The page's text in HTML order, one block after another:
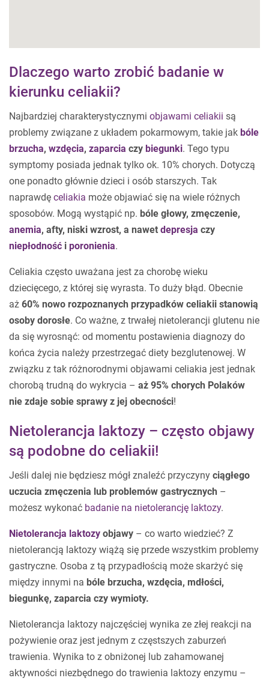
Dlaczego warto zrobić badanie w
kierunku celiakii?
Najbardziej charakterystycznymi objawami celiakii są
problemy związane z układem pokarmowym, takie jak bóle
brzucha, wzdęcia, zaparcia czy biegunki. Tego typu
symptomy posiada jednak tylko ok. 10% chorych. Dotyczą
one ponadto głównie dzieci i osób starszych. Tak
naprawdę celiakia może objawiać się na wiele różnych
sposobów. Mogą wystąpić np. bóle głowy, zmęczenie,
anemia, afty, niski wzrost, a nawet depresja czy
niepłodność i poronienia.
Celiakia często uważana jest za chorobę wieku
dziecięcego, z której się wyrasta. To duży błąd. Obecnie
aż 60% nowo rozpoznanych przypadków celiakii stanowią
osoby dorosłe. Co ważne, z trwałej nietolerancji glutenu nie
da się wyrosnąć: od momentu postawienia diagnozy do
końca życia należy przestrzegać diety bezglutenowej. W
związku z tak różnorodnymi objawami celiakia jest jednak
chorobą trudną do wykrycia – aż 95% chorych Polaków
nie zdaje sobie sprawy z jej obecności!
Nietolerancja laktozy – często objawy
są podobne do celiakii!
Jeśli dalej nie będziesz mógł znaleźć przyczyny ciągłego
uczucia zmęczenia lub problemów gastrycznych –
możesz wykonać badanie na nietolerancję laktozy.
Nietolerancja laktozy objawy – co warto wiedzieć? Z
nietolerancją laktozy wiążą się przede wszystkim problemy
gastryczne. Osoba z tą przypadłością może skarżyć się
między innymi na bóle brzucha, wzdęcia, mdłości,
biegunkę, zaparcia czy wymioty.
Nietolerancja laktozy najczęściej wynika ze złej reakcji na
pożywienie oraz jest jednym z częstszych zaburzeń
trawienia. Wynika to z obniżonej lub zahamowanej
aktywności niezbędnego do trawienia laktozy enzymu –